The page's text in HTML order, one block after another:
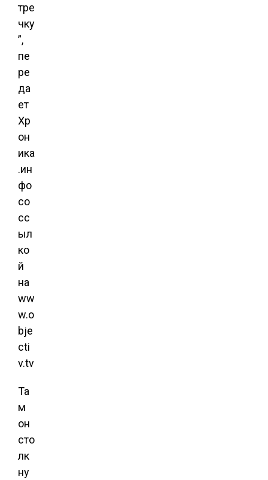
тре
чку
”,
пе
ре
да
ет
Хр
он
ика
.ин
фо
со
сс
ыл
ко
й
на
ww
w.o
bje
cti
v.tv
Та
м
он
сто
лк
ну